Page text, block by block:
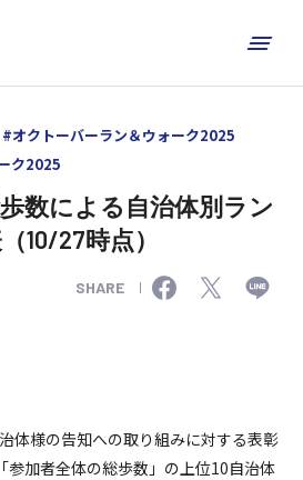
数による自治体別ラン
10/27時点）
#オクトーバーラン＆ウォーク2025
ク2025
SHARE
体様の告知への取り組みに対する表彰
参加者全体の総歩数」の上位10自治体